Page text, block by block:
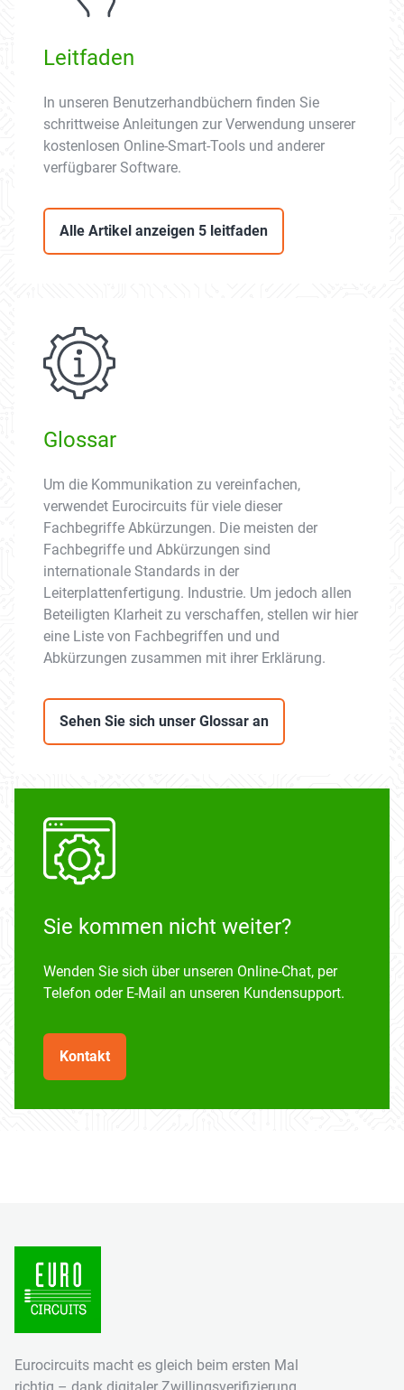
Leitfaden
In unseren Benutzerhandbüchern finden Sie
schrittweise Anleitungen zur Verwendung unserer
kostenlosen Online-Smart-Tools und anderer
verfügbarer Software.
Alle Artikel anzeigen 5 leitfaden
Glossar
Um die Kommunikation zu vereinfachen,
verwendet Eurocircuits für viele dieser
Fachbegriffe Abkürzungen. Die meisten der
Fachbegriffe und Abkürzungen sind
internationale Standards in der
Leiterplattenfertigung. Industrie. Um jedoch allen
Beteiligten Klarheit zu verschaffen, stellen wir hier
eine Liste von Fachbegriffen und und
Abkürzungen zusammen mit ihrer Erklärung.
Sehen Sie sich unser Glossar an
Sie kommen nicht weiter?
Wenden Sie sich über unseren Online-Chat, per
Telefon oder E-Mail an unseren Kundensupport.
Kontakt
Eurocircuits macht es gleich beim ersten Mal